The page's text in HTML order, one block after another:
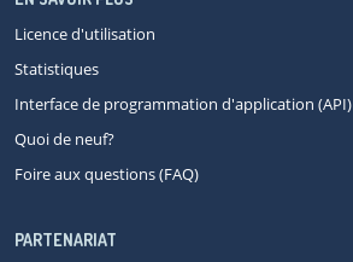
Licence d'utilisation
Statistiques
Interface de programmation d'application (API)
Quoi de neuf?
Foire aux questions (FAQ)
PARTENARIAT